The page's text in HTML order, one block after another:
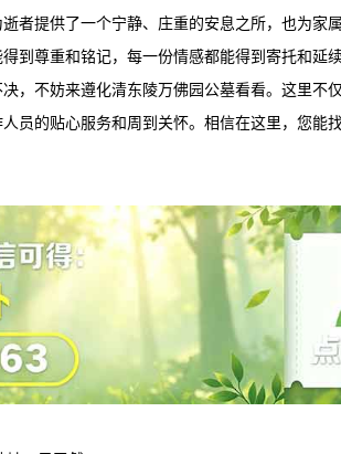
者提供了一个宁静、庄重的安息之所，也为家
到尊重和铭记，每一份情感都能得到寄托和延续
，不妨来遵化清东陵万佛园公墓看看。这里不
员的贴心服务和周到关怀。相信在这里，您能